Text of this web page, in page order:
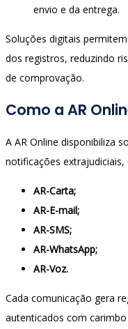
envio e da entrega.
Soluções digitais
dos registros, reduzindo
de comprovação.
Como a AR
A AR Online disponibiliza
notificações extrajudiciais,
AR-Carta;
AR-E-mail;
AR-SMS;
AR-WhatsApp;
AR-Voz.
Cada comunicação gera
autenticados com